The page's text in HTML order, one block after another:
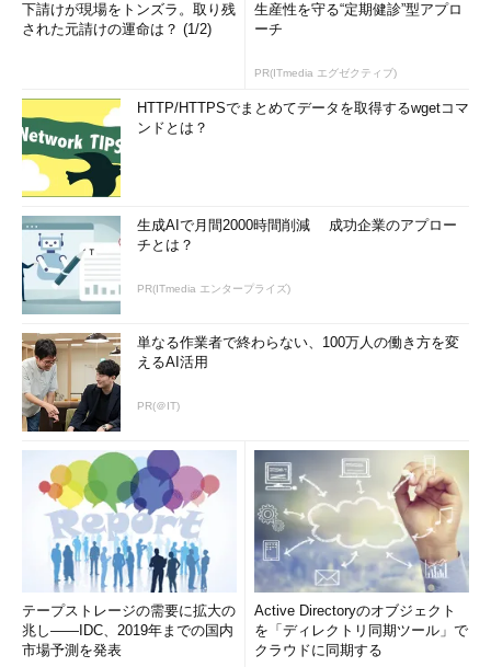
下請けが現場をトンズラ。取り残
された元請けの運命は？ (1/2)
生産性を守る“定期健診”型アプロ
ーチ
PR(ITmedia エグゼクティブ)
HTTP/HTTPSでまとめてデータを取得するwgetコマ
ンドとは？
生成AIで月間2000時間削減 成功企業のアプロー
チとは？
PR(ITmedia エンタープライズ)
単なる作業者で終わらない、100万人の働き方を変
えるAI活用
PR(＠IT)
テープストレージの需要に拡大の
兆し――IDC、2019年までの国内
市場予測を発表
Active Directoryのオブジェクト
を「ディレクトリ同期ツール」で
クラウドに同期する